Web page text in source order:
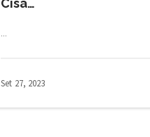
Cisa…
...
Set 27, 2023